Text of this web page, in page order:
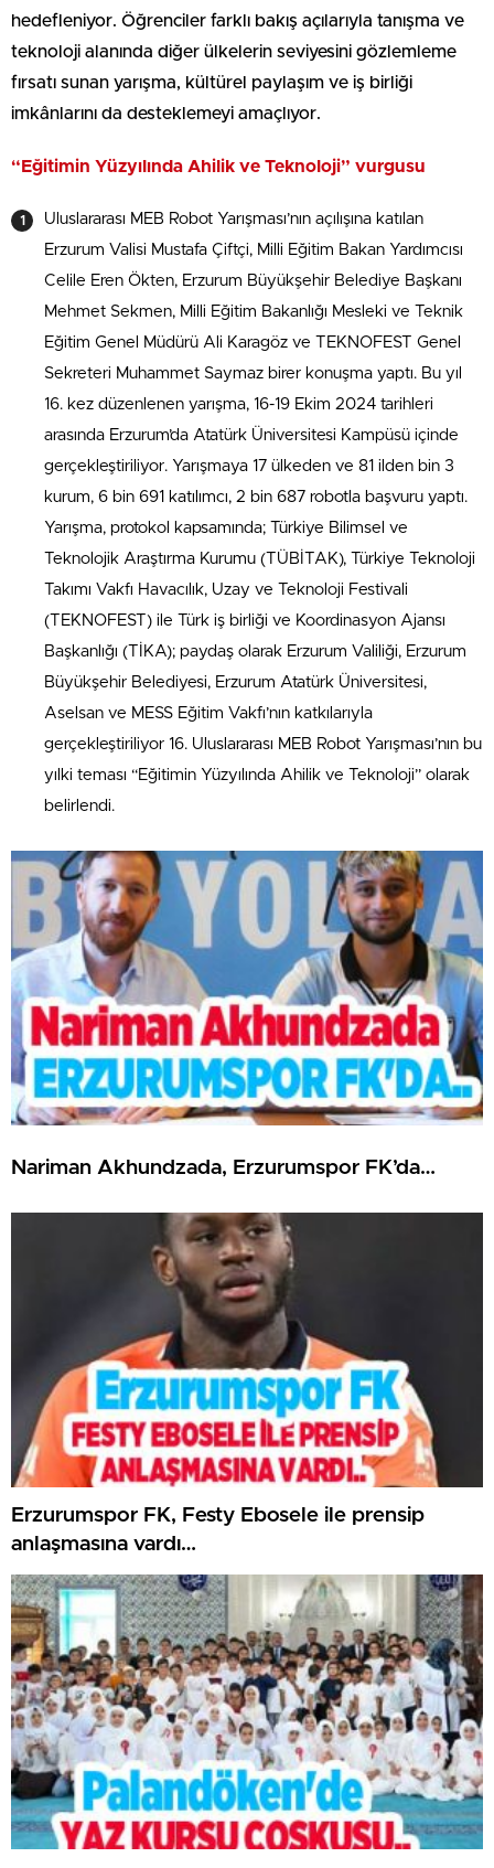
hedefleniyor. Öğrenciler farklı bakış açılarıyla tanışma ve
teknoloji alanında diğer ülkelerin seviyesini gözlemleme
fırsatı sunan yarışma, kültürel paylaşım ve iş birliği
imkânlarını da desteklemeyi amaçlıyor.
“Eğitimin Yüzyılında Ahilik ve Teknoloji” vurgusu
Uluslararası MEB Robot Yarışması’nın açılışına katılan
Erzurum Valisi Mustafa Çiftçi, Milli Eğitim Bakan Yardımcısı
Celile Eren Ökten, Erzurum Büyükşehir Belediye Başkanı
Mehmet Sekmen, Milli Eğitim Bakanlığı Mesleki ve Teknik
Eğitim Genel Müdürü Ali Karagöz ve TEKNOFEST Genel
Sekreteri Muhammet Saymaz birer konuşma yaptı. Bu yıl
16. kez düzenlenen yarışma, 16-19 Ekim 2024 tarihleri
arasında Erzurum’da Atatürk Üniversitesi Kampüsü içinde
gerçekleştiriliyor. Yarışmaya 17 ülkeden ve 81 ilden bin 3
kurum, 6 bin 691 katılımcı, 2 bin 687 robotla başvuru yaptı.
Yarışma, protokol kapsamında; Türkiye Bilimsel ve
Teknolojik Araştırma Kurumu (TÜBİTAK), Türkiye Teknoloji
Takımı Vakfı Havacılık, Uzay ve Teknoloji Festivali
(TEKNOFEST) ile Türk iş birliği ve Koordinasyon Ajansı
Başkanlığı (TİKA); paydaş olarak Erzurum Valiliği, Erzurum
Büyükşehir Belediyesi, Erzurum Atatürk Üniversitesi,
Aselsan ve MESS Eğitim Vakfı’nın katkılarıyla
gerçekleştiriliyor 16. Uluslararası MEB Robot Yarışması’nın bu
yılki teması “Eğitimin Yüzyılında Ahilik ve Teknoloji” olarak
belirlendi.
Nariman Akhundzada, Erzurumspor FK’da…
Erzurumspor FK, Festy Ebosele ile prensip
anlaşmasına vardı…